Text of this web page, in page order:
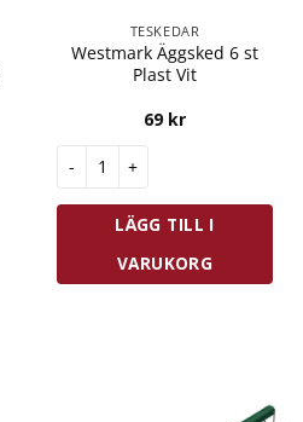
TESKEDAR
Westmark Äggsked 6 st
Plast Vit
69 kr
Westmark Äggsked 6 st Plast
LÄGG TILL I
VARUKORG